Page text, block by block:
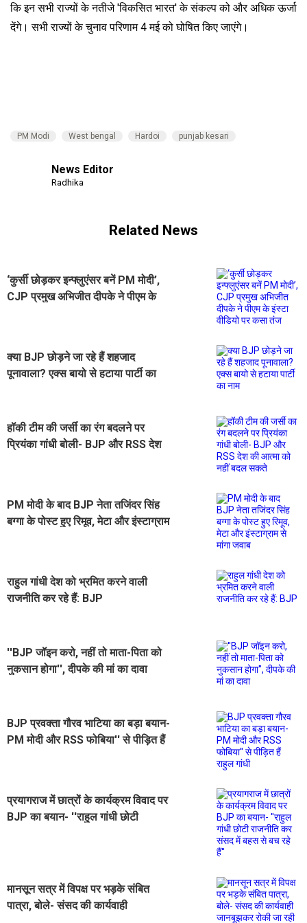
कि इन सभी राज्यों के नतीजे 'विकसित भारत' के संकल्प को और अधिक ऊर्जा
देंगे। सभी राज्यों के चुनाव परिणाम 4 मई को घोषित किए जाएंगे।
PM Modi West bengal Hardoi punjab kesari
News Editor
Radhika
Related News
‘कुर्सी छोड़कर इन्फ्लुएंसर बनें PM मोदी’,
CJP प्रमुख अभिजीत दीपके ने पीएम के
क्या BJP छोड़ने जा रहे हैं शहजाद
पूनावाला? एक्स बायो से हटाया पार्टी का
हॉकी टीम की जर्सी का रंग बदलने पर
प्रियंका गांधी बोली- BJP और RSS देश
PM मोदी के बाद BJP नेता तजिंदर सिंह
बग्गा के पोस्ट हुए रिमूव, मेटा और इंस्टाग्राम
राहुल गांधी देश को भ्रमित करने वाली
राजनीति कर रहे हैं: BJP
''BJP जॉइन करो, नहीं तो माता-पिता को
नुकसान होगा'', दीपके की मां का दावा
BJP प्रवक्ता गौरव भाटिया का बड़ा बयान-
PM मोदी और RSS फोबिया'' से पीड़ित हैं
प्रयागराज में छात्रों के कार्यक्रम विवाद पर
BJP का बयान- ''राहुल गांधी छोटी
मानसून सत्र में विपक्ष पर भड़के संबित
पात्रा, बोले- संसद की कार्यवाही